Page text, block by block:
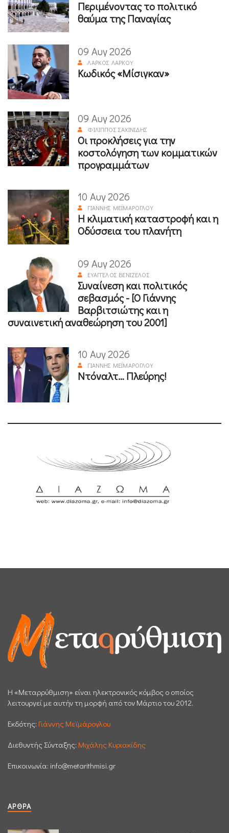
Περιμένοντας το πολιτικό
θαύμα της Παναγίας
09 Αυγ 2026
ΛΆΡΚΟΣ ΛΆΡΚΟΥ
Κωδικός «Μίσιγκαν»
09 Αυγ 2026
ΦΊΛΙΠΠΟΣ ΣΑΧΙΝΊΔΗΣ
Οι προκλήσεις για την
κοστολόγηση των κομματικών
προγραμμάτων
10 Αυγ 2026
ΓΙΆΝΝΗΣ ΜΕΪΜΆΡΟΓΛΟΥ
Η κλιματική καταστροφή και η
Οδύσσεια του πλανήτη
09 Αυγ 2026
ΕΥΆΓΓΕΛΟΣ ΒΕΝΙΖΈΛΟΣ
Συναίνεση και πολιτικός
σεβασμός - [Ο Γιάννης
Βαρβιτσιώτης και η
συναινετική αναθεώρηση του 2001]
10 Αυγ 2026
ΓΙΆΝΝΗΣ ΜΕΪΜΆΡΟΓΛΟΥ
Ντόναλτ… Πλεύρης!
H «Μεταρρύθμιση» είναι ηλεκτρονικός κόμβος ο οποίος
λειτουργεί με αυτήν τη μορφή από τον Μάρτιο του 2012.
Εκδότης: Γιάννης Μεϊμάρογλου
Διεθυντής Σύνταξης: Μιχάλης Κυριακίδης
Επικοινωνία: info@metarithmisi.gr
ΆΡΘΡΑ